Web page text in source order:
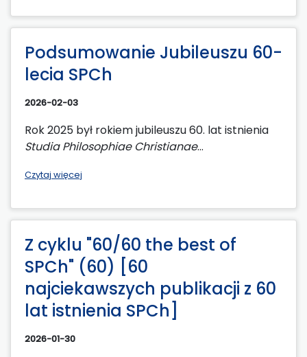
Podsumowanie Jubileuszu 60-
lecia SPCh
2026-02-03
Rok 2025 był rokiem jubileuszu 60. lat istnienia
Studia Philosophiae Christianae...
Czytaj więcej
Z cyklu "60/60 the best of
SPCh" (60) [60
najciekawszych publikacji z 60
lat istnienia SPCh]
2026-01-30